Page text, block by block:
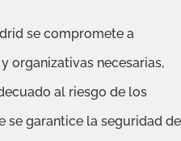
se compromete a
organizativas necesarias,
al riesgo de los
se garantice la seguridad de